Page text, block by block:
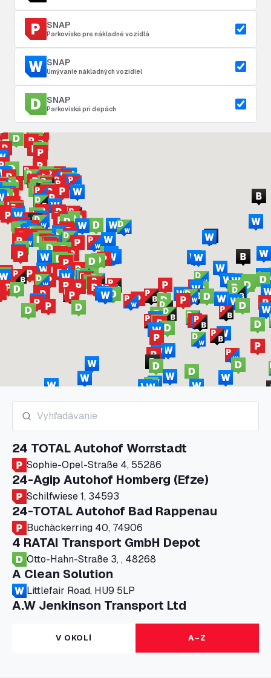
SNAP
Parkovisko pre nákladné vozidlá
SNAP
Umývanie nákladných vozidiel
SNAP
Parkoviská pri depách
24 TOTAL Autohof Worrstadt
Sophie-Opel-Straße 4, 55286
24-Agip Autohof Homberg (Efze)
Schilfwiese 1, 34593
24-TOTAL Autohof Bad Rappenau
Buchäckerring 40, 74906
4 RATAI Transport GmbH Depot
Otto-Hahn-Straße 3, , 48268
A Clean Solution
Littlefair Road, HU9 5LP
A.W Jenkinson Transport Ltd
Progress House, ME11 5GA
A+G Nettetal - Depot Parking
Am Panneschopp 7, 41334
V OKOLÍ A–Z